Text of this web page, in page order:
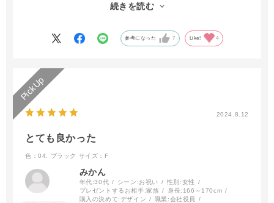
いし重たくないので有り難いです。
続きを読む
参考になった 7 Like! 4
2024.8.12
とても良かった
色：04. ブラック サイズ：F
みかん
年代:30代 シーン:お祝い 性別:女性
プレゼントするお相手:家族 身長: 166～170cm
購入の決めて: デザイン 職業:会社役員